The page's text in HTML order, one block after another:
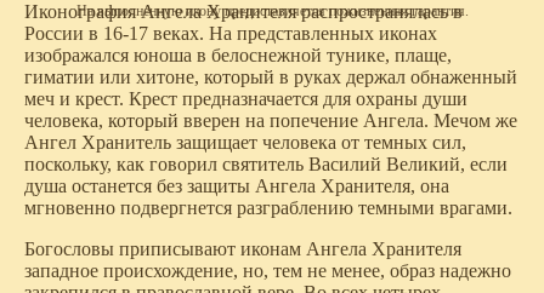
На выполненную икону предоставляется пожизненная гарантия.
Иконография Ангела Хранителя распространялась в
России в 16-17 веках. На представленных иконах
изображался юноша в белоснежной тунике, плаще,
гиматии или хитоне, который в руках держал обнаженный
меч и крест. Крест предназначается для охраны души
человека, который вверен на попечение Ангела. Мечом же
Ангел Хранитель защищает человека от темных сил,
поскольку, как говорил святитель Василий Великий, если
душа останется без защиты Ангела Хранителя, она
мгновенно подвергнется разграблению темными врагами.
Богословы приписывают иконам Ангела Хранителя
западное происхождение, но, тем не менее, образ надежно